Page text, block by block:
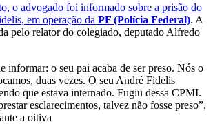
o advogado foi informado sobre a prisão do
em operação da PF (Polícia Federal). A
pelo relator do colegiado, deputado Alfredo
informar: o seu pai acaba de ser preso. Nós o
duas vezes. O seu André Fidelis
que estava internado. Fugiu dessa CPMI.
esclarecimentos, talvez não fosse preso”,
a oitiva